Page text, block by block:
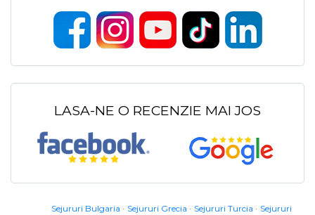
LASA-NE O RECENZIE MAI JOS
Sejururi Bulgaria Sejururi Grecia Sejururi Turcia
Sejururi